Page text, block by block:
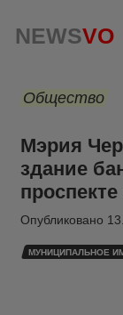
NEWSVO
Общество
Мэрия
здание
Опубликовано
МУНИЦИПАЛЬНОЕ